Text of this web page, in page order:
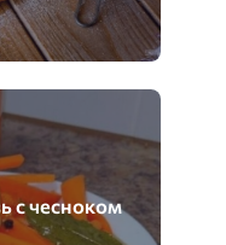
с чесноком